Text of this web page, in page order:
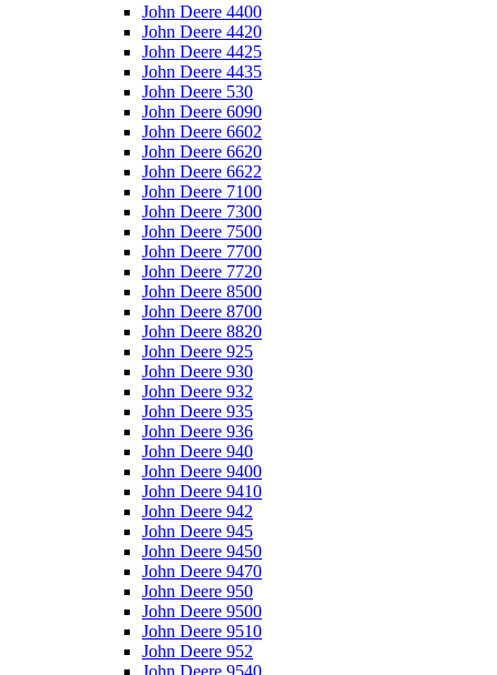
John Deere 4400
John Deere 4420
John Deere 4425
John Deere 4435
John Deere 530
John Deere 6090
John Deere 6602
John Deere 6620
John Deere 6622
John Deere 7100
John Deere 7300
John Deere 7500
John Deere 7700
John Deere 7720
John Deere 8500
John Deere 8700
John Deere 8820
John Deere 925
John Deere 930
John Deere 932
John Deere 935
John Deere 936
John Deere 940
John Deere 9400
John Deere 9410
John Deere 942
John Deere 945
John Deere 9450
John Deere 9470
John Deere 950
John Deere 9500
John Deere 9510
John Deere 952
John Deere 9540